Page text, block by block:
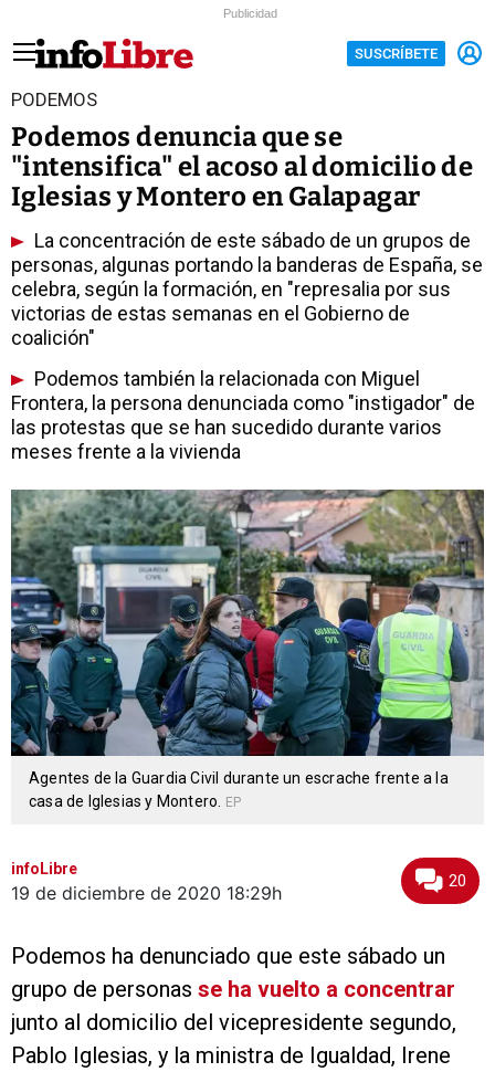
Publicidad
SUSCRÍBETE
PODEMOS
Podemos denuncia que se
"intensifica" el acoso al domicilio de
Iglesias y Montero en Galapagar
La concentración de este sábado de un grupos de
personas, algunas portando la banderas de España, se
celebra, según la formación, en "represalia por sus
victorias de estas semanas en el Gobierno de
coalición"
Podemos también la relacionada con Miguel
Frontera, la persona denunciada como "instigador" de
las protestas que se han sucedido durante varios
meses frente a la vivienda
Agentes de la Guardia Civil durante un escrache frente a la
casa de Iglesias y Montero.
EP
infoLibre
19 de diciembre de 2020 18:29h
20
Podemos ha denunciado que este sábado un
grupo de personas se ha vuelto a concentrar
junto al domicilio del vicepresidente segundo,
Pablo Iglesias, y la ministra de Igualdad, Irene